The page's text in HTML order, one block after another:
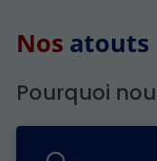
Nos atouts
Pourquoi